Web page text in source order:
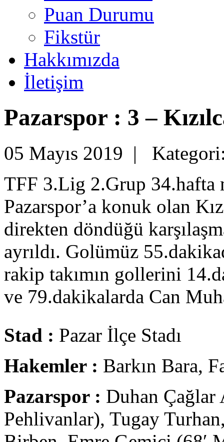
Puan Durumu
Fikstür
Hakkımızda
İletişim
Pazarspor : 3 –
05 Mayıs 2019 |
TFF 3.Lig 2.Grup 34.hafta
Pazarspor’a konuk olan
direkten döndüğü
ayrıldı. Golümüz
rakip takımın gollerini
ve 79.dakikalarda Can
Stad : Pazar İlçe Stadı
Hakemler : Barkın Bara,
Pazarspor : Duhan Çağlar
Pehlivanlar), Tugay